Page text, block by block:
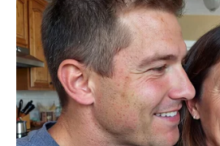
notícias em suas redes sociais!